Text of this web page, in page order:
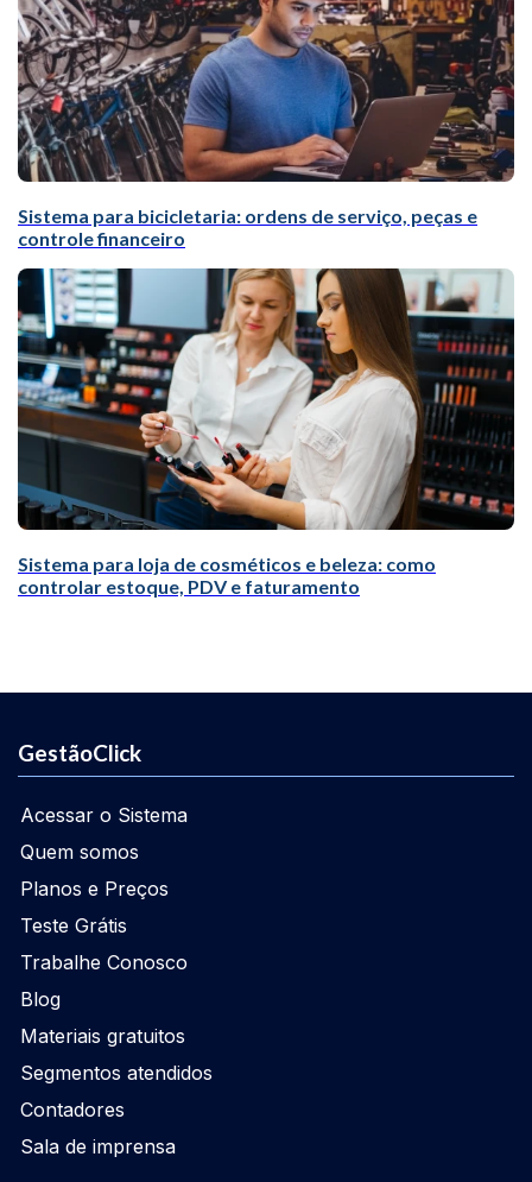
Sistema para bicicletaria: ordens de serviço, peças e
controle financeiro
Sistema para loja de cosméticos e beleza: como
controlar estoque, PDV e faturamento
GestãoClick
Acessar o Sistema
Quem somos
Planos e Preços
Teste Grátis
Trabalhe Conosco
Blog
Materiais gratuitos
Segmentos atendidos
Contadores
Sala de imprensa